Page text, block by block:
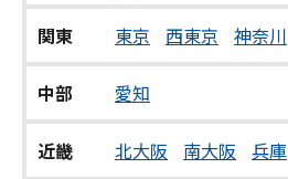
関東 東京 西東京 神奈川
中部 愛知
近畿 北大阪 南大阪 兵庫